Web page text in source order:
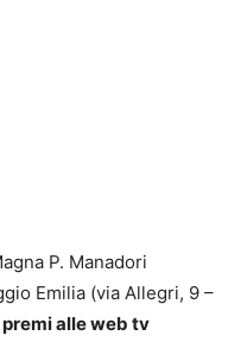
P. Manadori
Emilia (via Allegri, 9 –
alle web tv